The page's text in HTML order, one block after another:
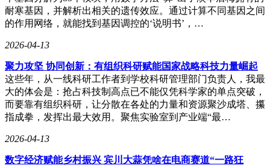
目前，开发者和科技爱好者可通过豆包与中兴合作推出的工程
样机nubia M153体验技术预览版。该设备已限量发售，售价为
3499元。官方视频特别说明，虽然演示内容均为真实录制，但
现。当前产品的实际表现与团队预期存在一定差距，后续将持
续优化改进。
行业观察人士指出，随着大模型技术的快速发展，手机AI助
手领域正形成"手机厂商+大模型厂商"的合作模式。谷歌
豆包手机助手的推出进一步印证了这一趋势。
耐寒基因，并解析出相关的遗传效应。通过计算不同基因之间
的作用网络，就能找到基因调控的‘说明书’，…
2026-04-13
聚力攻坚 协同创新：有组织科研赋能国家战略科技力量崛起
这些年，从一线科研工作者到学校科研管理部门负责人，我最
大的体会是：抢占科技制高点已不能仅凭科学家的单点突破，
而要靠有组织科研，让分散在各处的力量和资源聚沙成塔、攥
指成拳，发挥出最大效用。聚焦实验室到产业端“最…
2026-04-13
数字经济赋能乡村振兴 宾川大蒜凭啥在电商赛道“一路狂